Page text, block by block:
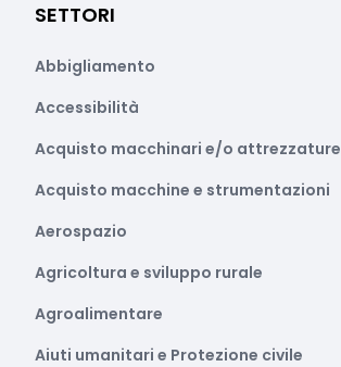
SETTORI
Abbigliamento
Accessibilità
Acquisto macchinari e/o attrezzature
Acquisto macchine e strumentazioni
Aerospazio
Agricoltura e sviluppo rurale
Agroalimentare
Aiuti umanitari e Protezione civile